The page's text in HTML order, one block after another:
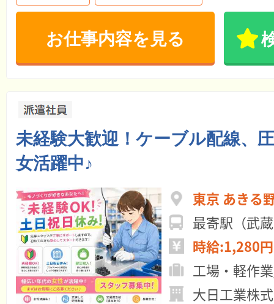
お仕事内容を見る
未経験大歓迎！ケーブル配線、
女活躍中♪
東京 あきる
最寄駅（武
時給:1,280
工場・軽作
大日工業株